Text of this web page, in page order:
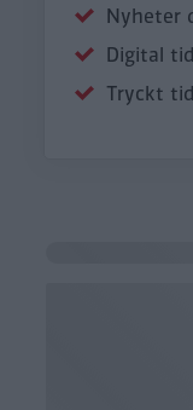
Nyheter
Digital
Tryckt